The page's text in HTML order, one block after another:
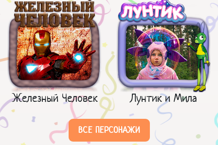
Железный Человек Лунтик и Мила
ВСЕ ПЕРСОНАЖИ